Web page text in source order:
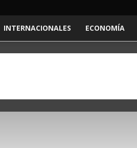
INTERNACIONALES ECONOMÍA